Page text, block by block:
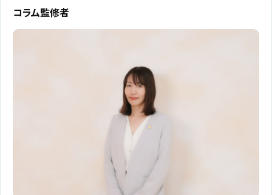
コラム監修者